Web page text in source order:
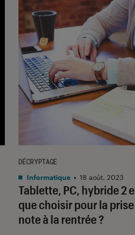
Tablette, PC, hybride 2
que choisir pour la
note à la rentrée ?
DÉCRYPTAGE
Informatique • 18 août. 2023